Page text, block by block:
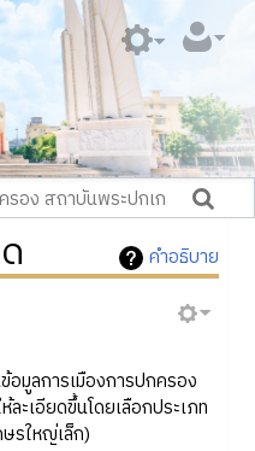
คำอธิบาย
มูลการเมืองการปกครอง
ะเอียดขึ้นโดยเลือกประเภท
รใหญ่เล็ก)